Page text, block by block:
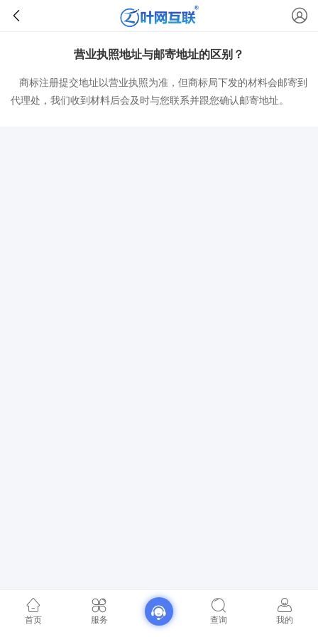
营业执照地址与邮寄地址的区别？
商标注册提交地址以营业执照为准，但商标局下发的材料会邮寄到
代理处，我们收到材料后会及时与您联系并跟您确认邮寄地址。
首页 服务 查询 我的